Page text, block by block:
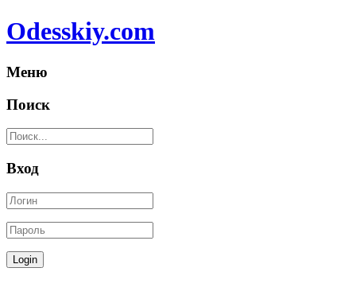
Odesskiy.com
Меню
Поиск
Вход